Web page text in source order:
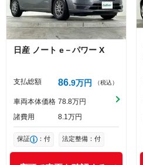
日産 ノート e－パワー X
支払総額 86 9万円 （税込）
車両本体価格 78 8万円
諸費用
8 1万円
保証 ：付 法定整備：付